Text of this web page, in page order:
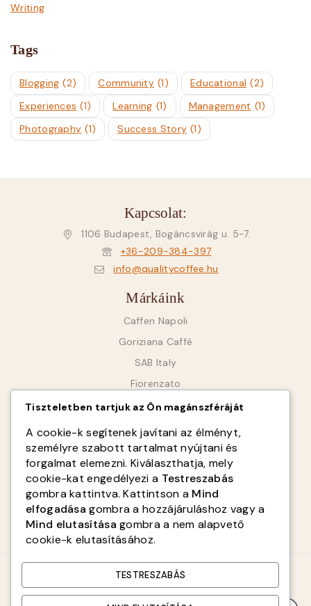
Writing
Tags
Blogging (2) Community (1) Educational (2)
Experiences (1) Learning (1) Management (1)
Photography (1) Success Story (1)
Kapcsolat:
1106 Budapest, Bogáncsvirág u. 5-7.
+36-209-384-397
info@qualitycoffee.hu
Márkáink
Caffen Napoli
Goriziana Caffé
SAB Italy
Fiorenzato
Infók
Rólunk
ÁSZF
Adatvédelmi tájékoztató
Kapcsolat
© 2026 qualitycoffee.hu - WordPress Theme by
Tiszteletben tartjuk az Ön magánszféráját
A cookie-k segítenek javítani az élményt,
személyre szabott tartalmat nyújtani és
forgalmat elemezni. Kiválaszthatja, mely
cookie-kat engedélyezi a Testreszabás
gombra kattintva. Kattintson a Mind
elfogadása gombra a hozzájáruláshoz vagy a
Mind elutasítása gombra a nem alapvető
cookie-k elutasításához.
TESTRESZABÁS